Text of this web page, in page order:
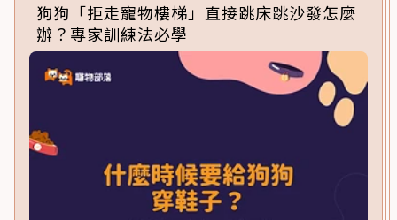
狗狗「拒走寵物樓梯」直接跳床跳沙發怎麼
辦？專家訓練法必學